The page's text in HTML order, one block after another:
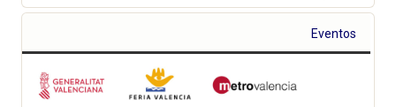
Eventos